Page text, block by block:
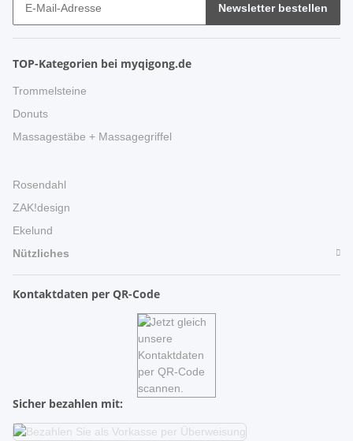
Newsletter bestellen
TOP-Kategorien bei myqigong.de
Trommelsteine
Donuts
Massagestäbe + Massagegriffel
Rosendahl
ZAK!design
Ekelund
Nützliches
Kontaktdaten per QR-Code
Sicher bezahlen mit: